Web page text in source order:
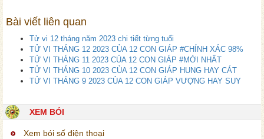
Bài viết liên quan
Tử vi 12 tháng năm 2023 chi tiết từng tuổi
TỬ VI THÁNG 12 2023 CỦA 12 CON GIÁP #CHÍNH XÁC 98%
TỬ VI THÁNG 11 2023 CỦA 12 CON GIÁP #MỚI NHẤT
TỬ VI THÁNG 10 2023 CỦA 12 CON GIÁP HUNG HAY CÁT
TỬ VI THÁNG 9 2023 CỦA 12 CON GIÁP VƯỢNG HAY SUY
XEM BÓI
Xem bói số điện thoại